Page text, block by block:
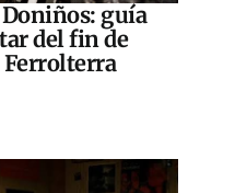
guía
del fin de
Ferrolterra